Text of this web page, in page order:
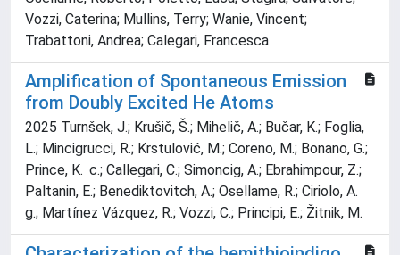
Vozzi, Caterina; Mullins, Terry; Wanie, Vincent;
Trabattoni, Andrea; Calegari, Francesca
Amplification of Spontaneous Emission
from Doubly Excited He Atoms
2025 Turnšek, J.; Krušič, Š.; Mihelič, A.; Bučar, K.; Foglia,
L.; Mincigrucci, R.; Krstulović, M.; Coreno, M.; Bonano, G.;
Prince, K. c.; Callegari, C.; Simoncig, A.; Ebrahimpour, Z.;
Paltanin, E.; Benediktovitch, A.; Osellame, R.; Ciriolo, A.
g.; Martínez Vázquez, R.; Vozzi, C.; Principi, E.; Žitnik, M.